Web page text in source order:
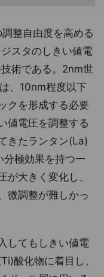
整自由度を高める
スタのしきい値電
術である。2nm世
、10nm程度以下
クを形成する必要
値電圧を調整する
きたランタン(La)
極効果を持つ一
大きく変化し、
微調整が難しかっ
してもしきい値電
酸化物に着目し、